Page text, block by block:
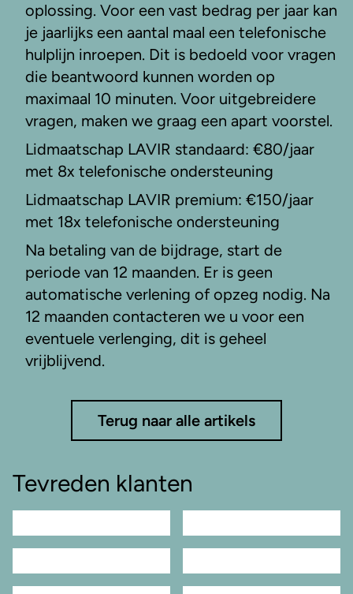
oplossing. Voor een vast bedrag per jaar kan
je jaarlijks een aantal maal een telefonische
hulplijn inroepen. Dit is bedoeld voor vragen
die beantwoord kunnen worden op
maximaal 10 minuten. Voor uitgebreidere
vragen, maken we graag een apart voorstel.
Lidmaatschap LAVIR standaard: €80/jaar
met 8x telefonische ondersteuning
Lidmaatschap LAVIR premium: €150/jaar
met 18x telefonische ondersteuning
Na betaling van de bijdrage, start de
periode van 12 maanden. Er is geen
automatische verlening of opzeg nodig. Na
12 maanden contacteren we u voor een
eventuele verlenging, dit is geheel
vrijblijvend.
Terug naar alle artikels
Tevreden klanten